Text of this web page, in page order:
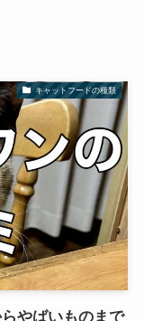
キャットフードの種類
やばいものまで